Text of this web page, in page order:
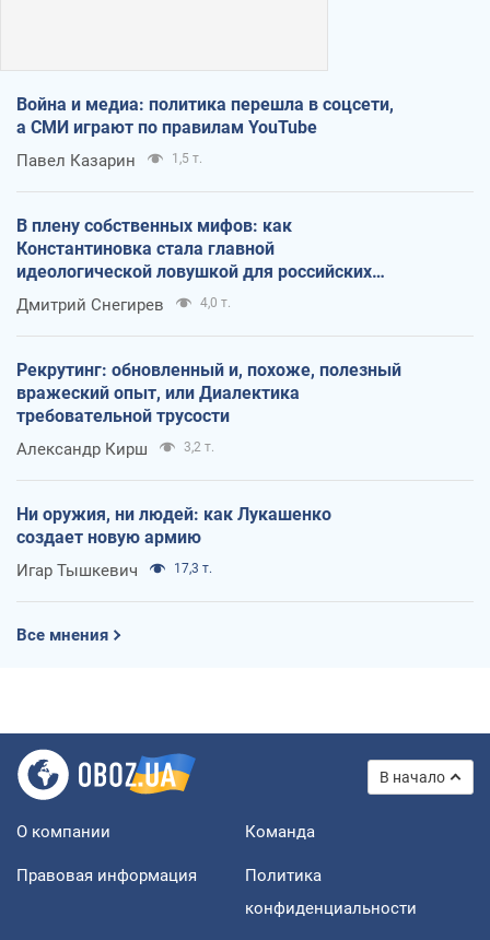
Война и медиа: политика перешла в соцсети,
а СМИ играют по правилам YouTube
Павел Казарин 1,5 т.
В плену собственных мифов: как
Константиновка стала главной
идеологической ловушкой для российских
оккупантов
Дмитрий Снегирев 4,0 т.
Рекрутинг: обновленный и, похоже, полезный
вражеский опыт, или Диалектика
требовательной трусости
Александр Кирш 3,2 т.
Ни оружия, ни людей: как Лукашенко
создает новую армию
Игар Тышкевич 17,3 т.
Все мнения
В начало
О компании Команда
Правовая информация
Политика
конфиденциальности